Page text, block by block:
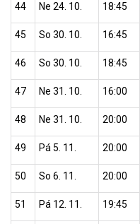
44 Ne 24. 10. 18:45
45 So 30. 10. 16:45
46 So 30. 10. 18:45
47 Ne 31. 10. 16:00
48 Ne 31. 10. 20:00
49 Pá 5. 11. 20:00
50 So 6. 11. 20:00
51 Pá 12. 11. 19:45